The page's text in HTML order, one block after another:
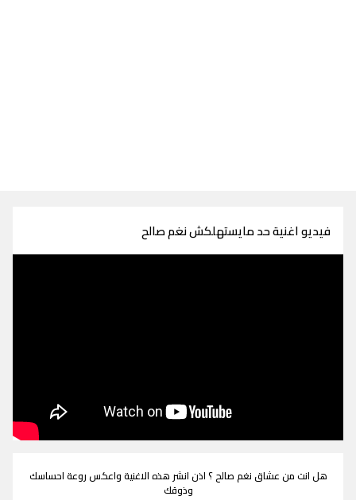
فيديو اغنية حد مايستهلكش نغم صالح
هل انت من عشاق نغم صالح ؟ اذن انشر هذه الاغنية واعكس روعة احساسك
وذوقك